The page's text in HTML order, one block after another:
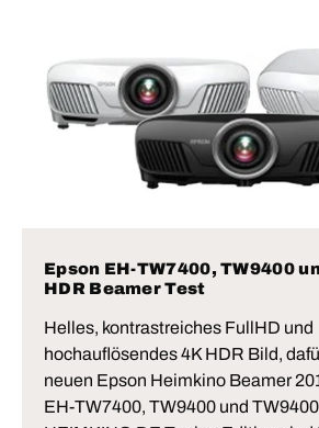
Epson EH-TW7400, TW9400
HDR Beamer Test
Helles, kontrastreiches FullHD und
hochauflösendes 4K HDR Bild,
neuen Epson Heimkino Beamer
EH-TW7400, TW9400 und